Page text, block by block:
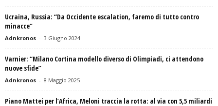
Ucraina, Russia: “Da Occidente escalation, faremo di tutto contro
minacce”
Adnkronos - 3 Giugno 2024
Varnier: “Milano Cortina modello diverso di Olimpiadi, ci attendono
nuove sfide”
Adnkronos - 8 Maggio 2025
Piano Mattei per l’Africa, Meloni traccia la rotta: al via con 5,5 miliardi